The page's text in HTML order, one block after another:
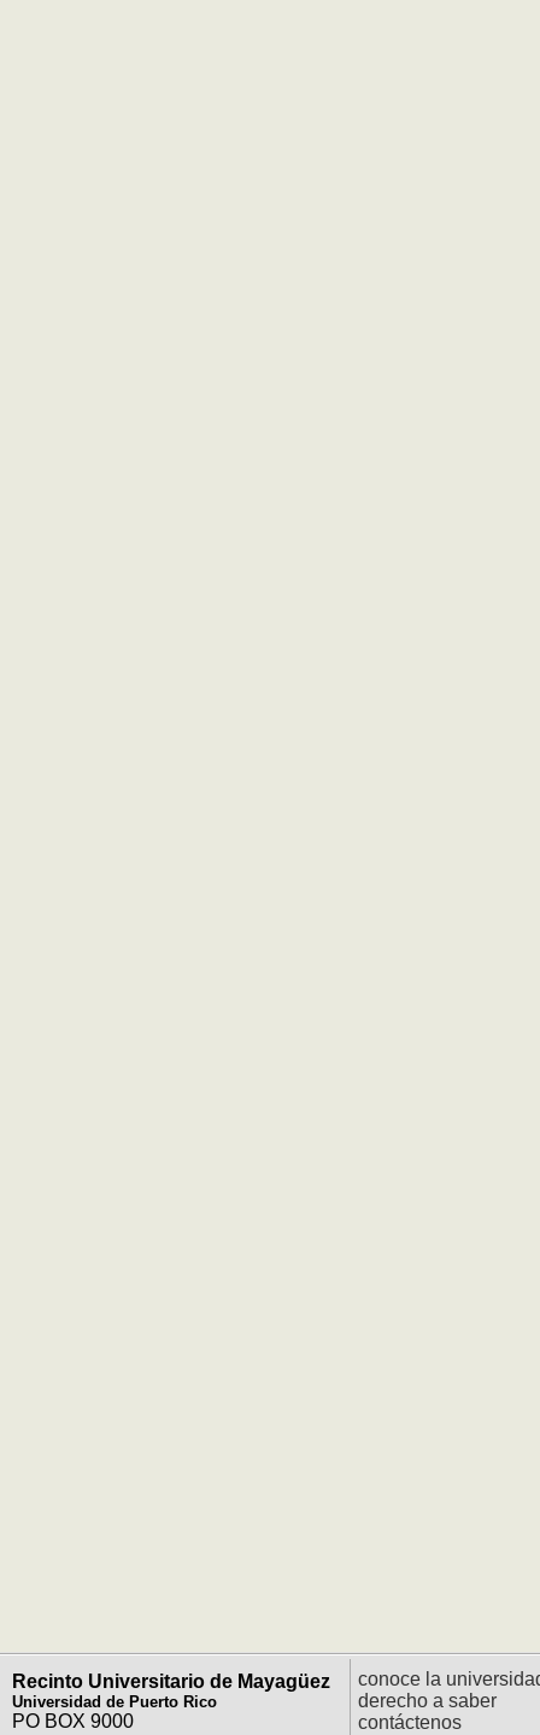
Recinto Universitario de Mayagüez
Universidad de Puerto Rico
PO BOX 9000
conoce la
derecho a saber
contáctenos